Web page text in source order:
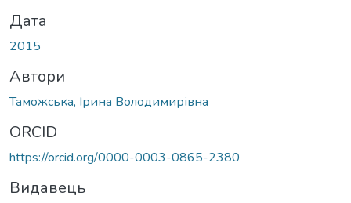
Дата
2015
Автори
Таможська, Ірина Володимирівна
ORCID
https://orcid.org/0000-0003-0865-2380
Видавець